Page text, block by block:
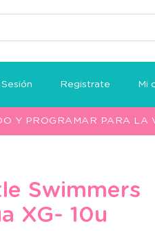
Registrate Mi
Y PROGRAMAR PARA LA
Swimmers
XG- 10u